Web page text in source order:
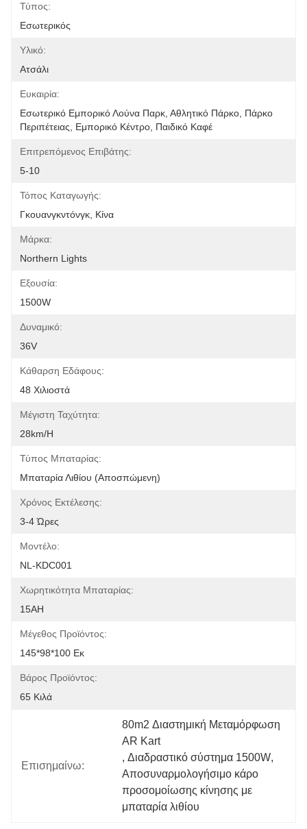
Τύπος:
Εσωτερικός
Υλικό:
Ατσάλι
Ευκαιρία:
Εσωτερικό Εμπορικό Λούνα Παρκ, Αθλητικό Πάρκο, Πάρκο
Περιπέτειας, Εμπορικό Κέντρο, Παιδικό Καφέ
Επιτρεπόμενος Επιβάτης:
5-10
Τόπος Καταγωγής:
Γκουανγκντόνγκ, Κίνα
Μάρκα:
Northern Lights
Εξουσία:
1500W
Δυναμικό:
36V
Κάθαρση Εδάφους:
48 Χιλιοστά
Μέγιστη Ταχύτητα:
28km/H
Τύπος Μπαταρίας:
Μπαταρία Λιθίου (αποσπώμενη)
Χρόνος Εκτέλεσης:
3-4 Ώρες
Μοντέλο:
NL-KDC001
Χωρητικότητα Μπαταρίας:
15AH
Μέγεθος Προϊόντος:
145*98*100 Εκ
Βάρος Προϊόντος:
65 Κιλά
Επισημαίνω:
80m2 Διαστημική Μεταμόρφωση
AR Kart
, Διαδραστικό σύστημα 1500W,
Αποσυναρμολογήσιμο κάρο
προσομοίωσης κίνησης με
μπαταρία λιθίου